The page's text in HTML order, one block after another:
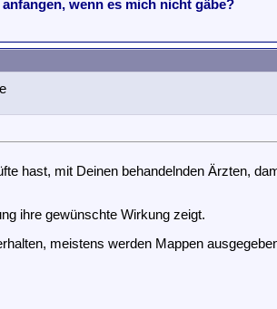
wenn es mich nicht gäbe?
hast, mit Deinen behandelnden Ärzten,
ihre gewünschte Wirkung zeigt.
meistens werden Mappen